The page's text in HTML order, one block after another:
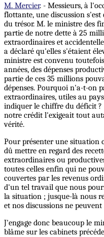
M. Mercier. - Messieurs, à
flottante, une discussion
du trésor. M. le ministre des
partie de notre dette à 25
extraordinaires et
a déclaré qu'elles s'étaient
ministre est convenu
années, des dépenses
partie de ces 35 millions
dépenses. Pourquoi n'a-t-on
extraordinaires, utiles au
indiquer le chiffre du déficit ?
notre crédit l'exigeait tout
vérité.
Pour présenter une situation
dû mettre en regard des
extraordinaires ou
toutes celles enfin qui ne
couvertes par les revenus
d'un tel travail que nous
la situation ; jusque-là nous
et nos discussions ne
J'engage donc beaucoup le
blâme sur les cabinets